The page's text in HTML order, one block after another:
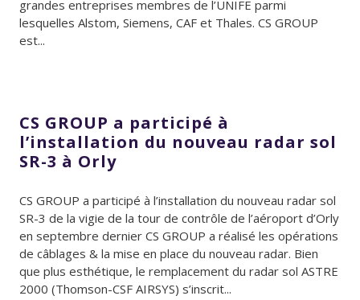
grandes entreprises membres de l’UNIFE parmi
lesquelles Alstom, Siemens, CAF et Thales. CS GROUP
est...
CS GROUP a participé à
l’installation du nouveau radar sol
SR-3 à Orly
CS GROUP a participé à l’installation du nouveau radar sol
SR-3 de la vigie de la tour de contrôle de l’aéroport d’Orly
en septembre dernier CS GROUP a réalisé les opérations
de câblages & la mise en place du nouveau radar. Bien
que plus esthétique, le remplacement du radar sol ASTRE
2000 (Thomson-CSF AIRSYS) s’inscrit...